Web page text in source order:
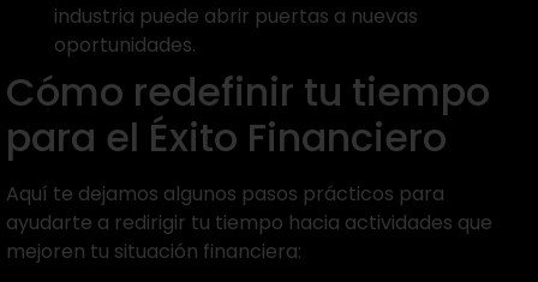
industria puede abrir puertas a nuevas
oportunidades.
Cómo redefinir tu tiempo
para el Éxito Financiero
Aquí te dejamos algunos pasos prácticos para
ayudarte a redirigir tu tiempo hacia actividades que
mejoren tu situación financiera: